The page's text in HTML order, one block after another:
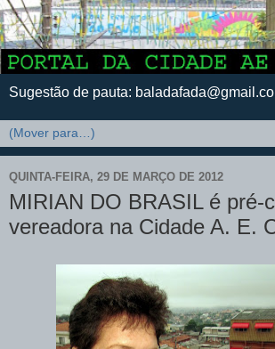
Sugestão de pauta:
QUINTA-FEIRA, 29 DE MARÇO DE 2012
MIRIAN DO BRASIL é pré-
vereadora na Cidade A. E.